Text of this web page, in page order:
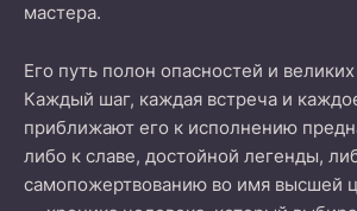
мастера.
Его путь полон опасностей и
Каждый шаг, каждая встреча и
приближают его к исполнению
либо к славе, достойной легенды,
самопожертвованию во имя высшей